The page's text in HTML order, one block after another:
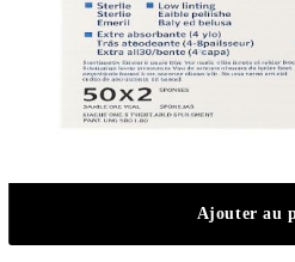
Ajouter au